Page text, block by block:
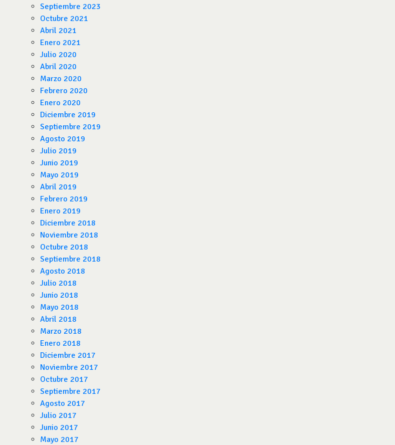
Septiembre 2023
Octubre 2021
Abril 2021
Enero 2021
Julio 2020
Abril 2020
Marzo 2020
Febrero 2020
Enero 2020
Diciembre 2019
Septiembre 2019
Agosto 2019
Julio 2019
Junio 2019
Mayo 2019
Abril 2019
Febrero 2019
Enero 2019
Diciembre 2018
Noviembre 2018
Octubre 2018
Septiembre 2018
Agosto 2018
Julio 2018
Junio 2018
Mayo 2018
Abril 2018
Marzo 2018
Enero 2018
Diciembre 2017
Noviembre 2017
Octubre 2017
Septiembre 2017
Agosto 2017
Julio 2017
Junio 2017
Mayo 2017